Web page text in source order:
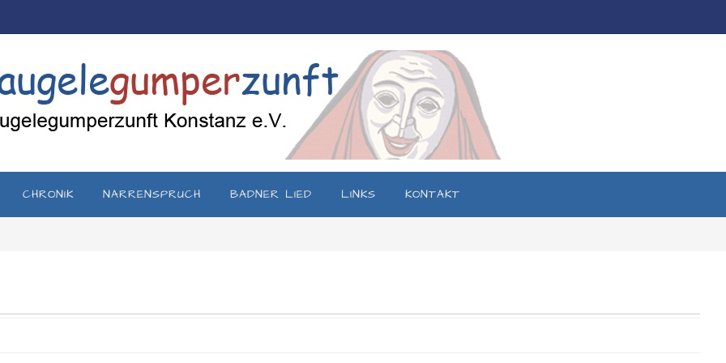
CHRONIK NARRENSPRUCH BADNER LIED LINKS KONTAKT